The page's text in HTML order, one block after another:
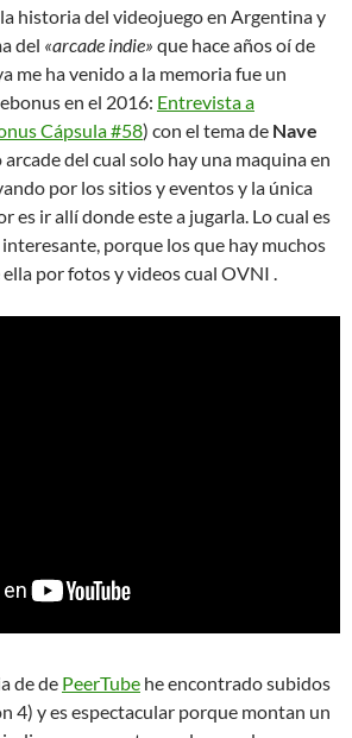
historia del videojuego en Argentina y
del «arcade indie» que hace años oí de
me ha venido a la memoria fue un
en el 2016: Entrevista a
Cápsula #58) con el tema de Nave
del cual solo hay una maquina en
por los sitios y eventos y la única
es ir allí donde este a jugarla. Lo cual es
porque los que hay muchos
por fotos y videos cual OVNI .
de de PeerTube he encontrado subidos
4) y es espectacular porque montan un